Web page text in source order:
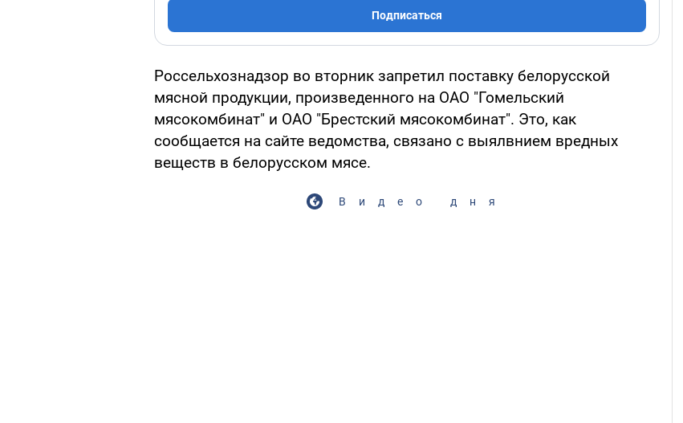
Подписаться
Россельхознадзор во вторник запретил поставку белорусской
мясной продукции, произведенного на ОАО "Гомельский
мясокомбинат" и ОАО "Брестский мясокомбинат". Это, как
сообщается на сайте ведомства, связано с выялвнием вредных
веществ в белорусском мясе.
Видео дня